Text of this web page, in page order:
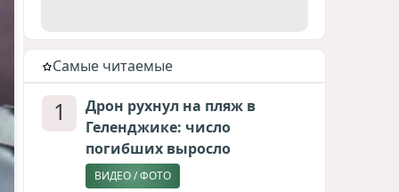
Cамые читаемые
1
Дрон рухнул на пляж в
Геленджике: число
погибших выросло
ВИДЕО / ФОТО